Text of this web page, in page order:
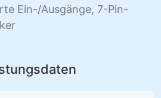
Ein-/Ausgänge, 7-Pin-